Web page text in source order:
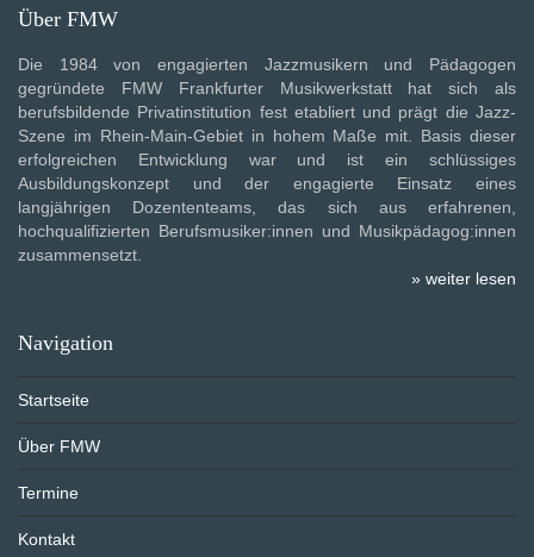
Über FMW
Die 1984 von engagierten Jazzmusikern und Pädagogen
gegründete FMW Frankfurter Musikwerkstatt hat sich als
berufsbildende Privatinstitution fest etabliert und prägt die Jazz-
Szene im Rhein-Main-Gebiet in hohem Maße mit. Basis dieser
erfolgreichen Entwicklung war und ist ein schlüssiges
Ausbildungskonzept und der engagierte Einsatz eines
langjährigen Dozententeams, das sich aus erfahrenen,
hochqualifizierten Berufsmusiker:innen und Musikpädagog:innen
zusammensetzt.
» weiter lesen
Navigation
Startseite
Über FMW
Termine
Kontakt